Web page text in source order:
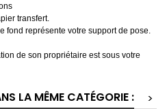
transfert.
fond représente votre support de pose.
de son propriétaire est sous votre
LA MÊME CATÉGORIE :
>